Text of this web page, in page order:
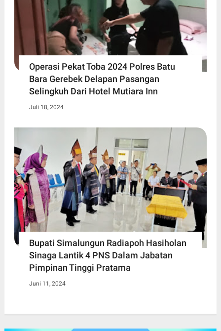
Operasi Pekat Toba 2024 Polres Batu
Bara Gerebek Delapan Pasangan
Selingkuh Dari Hotel Mutiara Inn
Juli 18, 2024
Bupati Simalungun Radiapoh Hasiholan
Sinaga Lantik 4 PNS Dalam Jabatan
Pimpinan Tinggi Pratama
Juni 11, 2024